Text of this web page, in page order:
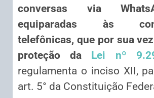
conversas via
equiparadas às
telefônicas, que por sua
proteção da
Lei nº
regulamenta o inciso XII,
art. 5° da Constituição